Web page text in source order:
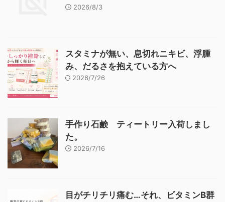
2026/8/3
スタミナが無い、息切れニキビ、浮腫
み、だるさを抱えている方へ
2026/7/26
手作り石鹸 ティートリー入荷しまし
た。
2026/7/16
目がチリチリ痛む…それ、ビタミンB群